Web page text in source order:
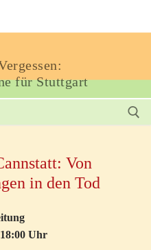
für Stuttgart
Von
in den Tod
Uhr